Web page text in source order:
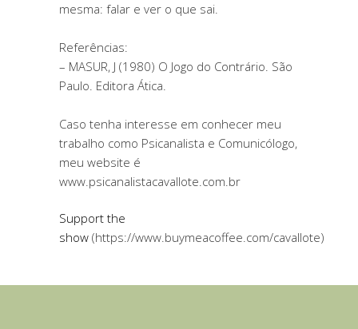
mesma: falar e ver o que sai.
Referências:
– MASUR, J (1980) O Jogo do Contrário. São
Paulo. Editora Ática.
Caso tenha interesse em conhecer meu
trabalho como Psicanalista e Comunicólogo,
meu website é
www.psicanalistacavallote.com.br
Support the
show (https://www.buymeacoffee.com/cavallote)